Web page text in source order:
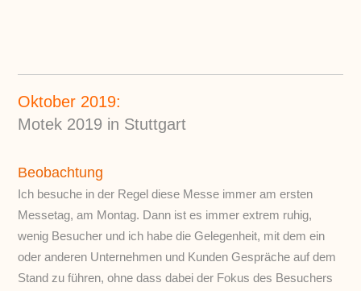
Oktober 2019:
Motek 2019 in Stuttgart
Beobachtung
Ich besuche in der Regel diese Messe immer am ersten
Messetag, am Montag. Dann ist es immer extrem ruhig,
wenig Besucher und ich habe die Gelegenheit, mit dem ein
oder anderen Unternehmen und Kunden Gespräche auf dem
Stand zu führen, ohne dass dabei der Fokus des Besuchers